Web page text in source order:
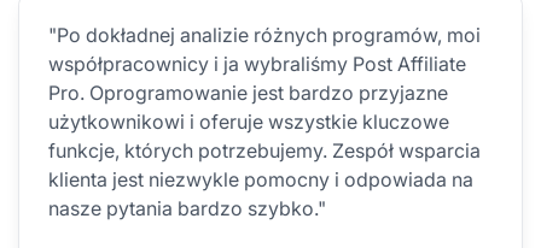
"Po dokładnej analizie różnych programów, moi
współpracownicy i ja wybraliśmy Post Affiliate
Pro. Oprogramowanie jest bardzo przyjazne
użytkownikowi i oferuje wszystkie kluczowe
funkcje, których potrzebujemy. Zespół wsparcia
klienta jest niezwykle pomocny i odpowiada na
nasze pytania bardzo szybko."